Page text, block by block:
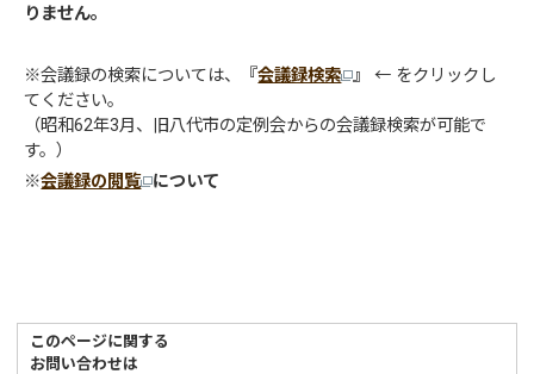
りません。
※会議録の検索については、 『会議録検索 』
← をクリックし
てください。
（昭和62年3月、旧八代市の定例会からの会議録検索が可能で
す。）
※会議録の閲覧 について
このページに関する
お問い合わせは